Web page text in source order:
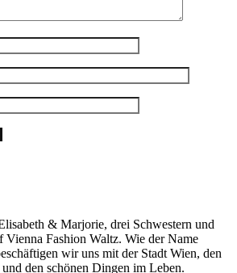
& Marjorie, drei Schwestern und
Vienna Fashion Waltz. Wie der Name
wir uns mit der Stadt Wien, den
den schönen Dingen im Leben.